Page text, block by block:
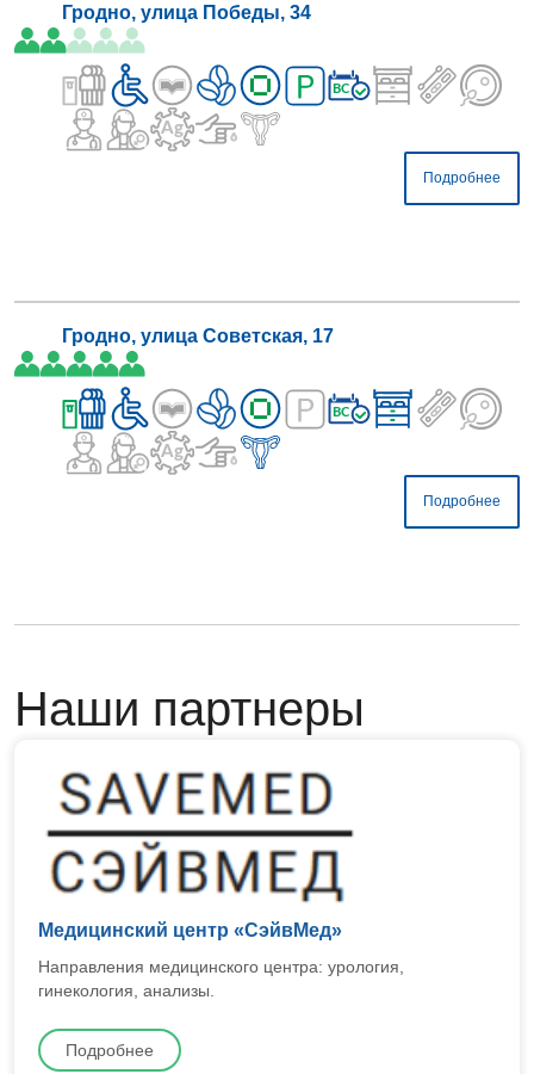
Гродно, улица Победы, 34
Подробнее
Гродно, улица Советская, 17
Подробнее
Наши партнеры
Медицинский центр «СэйвМед»
Направления медицинского центра: урология,
гинекология, анализы.
Подробнее